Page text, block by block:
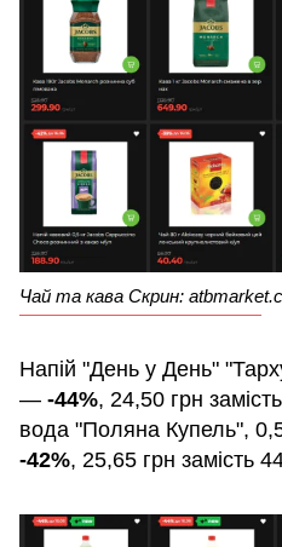
Чай та кава Скрин:
Напій "День у День"
— -44%, 24,50 грн
вода "Поляна Купель",
-42%, 25,65 грн замість